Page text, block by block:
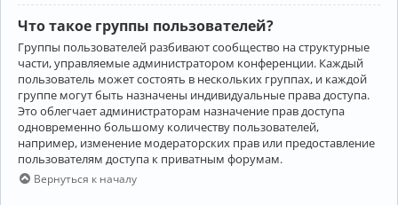
Что такое группы пользователей?
Группы пользователей разбивают сообщество на структурные
части, управляемые администратором конференции. Каждый
пользователь может состоять в нескольких группах, и каждой
группе могут быть назначены индивидуальные права доступа.
Это облегчает администраторам назначение прав доступа
одновременно большому количеству пользователей,
например, изменение модераторских прав или предоставление
пользователям доступа к приватным форумам.
Вернуться к началу